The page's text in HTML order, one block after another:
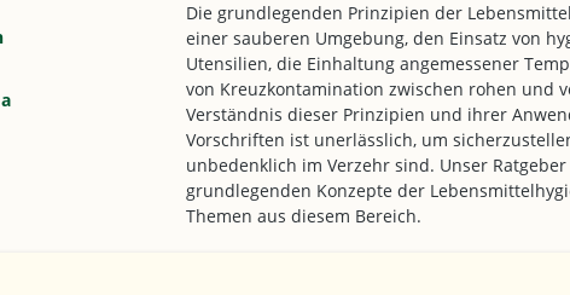
Die grundlegenden Prinzipien der
einer sauberen Umgebung, den Einsatz von
Utensilien, die Einhaltung angemessener
von Kreuzkontamination zwischen rohen und
Verständnis dieser Prinzipien und ihrer
Vorschriften ist unerlässlich, um
unbedenklich im Verzehr sind. Unser
grundlegenden Konzepte der
Themen aus diesem Bereich.